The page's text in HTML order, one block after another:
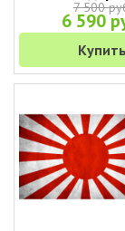
7 500
6 590
Купить